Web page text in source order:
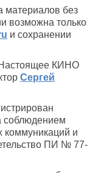
материалов без
возможна только
и сохранении
Настоящее КИНО
Сергей
соблюдением
коммуникаций и
ПИ № 77-